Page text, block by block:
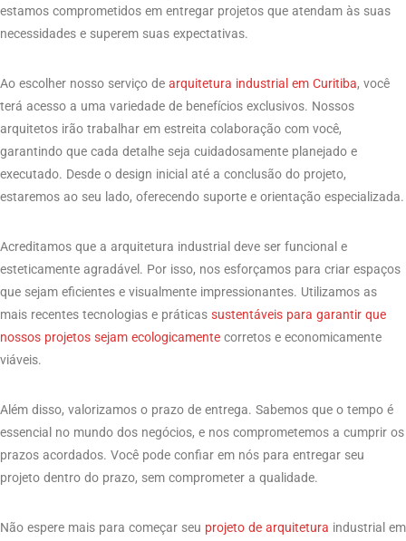
estamos comprometidos em entregar projetos que atendam às suas
necessidades e superem suas expectativas.
Ao escolher nosso serviço de arquitetura industrial em Curitiba, você
terá acesso a uma variedade de benefícios exclusivos. Nossos
arquitetos irão trabalhar em estreita colaboração com você,
garantindo que cada detalhe seja cuidadosamente planejado e
executado. Desde o design inicial até a conclusão do projeto,
estaremos ao seu lado, oferecendo suporte e orientação especializada.
Acreditamos que a arquitetura industrial deve ser funcional e
esteticamente agradável. Por isso, nos esforçamos para criar espaços
que sejam eficientes e visualmente impressionantes. Utilizamos as
mais recentes tecnologias e práticas sustentáveis para garantir que
nossos projetos sejam ecologicamente corretos e economicamente
viáveis.
Além disso, valorizamos o prazo de entrega. Sabemos que o tempo é
essencial no mundo dos negócios, e nos comprometemos a cumprir os
prazos acordados. Você pode confiar em nós para entregar seu
projeto dentro do prazo, sem comprometer a qualidade.
Não espere mais para começar seu projeto de arquitetura industrial em